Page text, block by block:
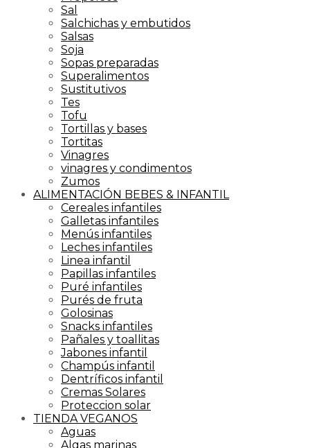
Sal
Salchichas y embutidos
Salsas
Soja
Sopas preparadas
Superalimentos
Sustitutivos
Tes
Tofu
Tortillas y bases
Tortitas
Vinagres
vinagres y condimentos
Zumos
ALIMENTACIÓN BEBES & INFANTIL
Cereales infantiles
Galletas infantiles
Menús infantiles
Leches infantiles
Linea infantil
Papillas infantiles
Puré infantiles
Purés de fruta
Golosinas
Snacks infantiles
Pañales y toallitas
Jabones infantil
Champús infantil
Dentríficos infantil
Cremas Solares
Proteccion solar
TIENDA VEGANOS
Aguas
Algas marinas